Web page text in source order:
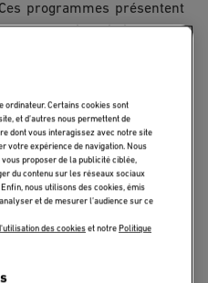
programmes présentent
pour qui souhaite entrer
véritable expérience
choisir un MSc In pour
Master
master, c’est faire le choix
offrant des
porteurs et des activités de
ordinateur. Certains cookies sont
et d’autres nous permettent de
dont vous interagissez avec notre site
votre expérience de navigation. Nous
proposer de la publicité ciblée,
du contenu sur les réseaux sociaux
nous utilisons des cookies, émis
et de mesurer l’audience sur ce
des cookieset notrePolitique